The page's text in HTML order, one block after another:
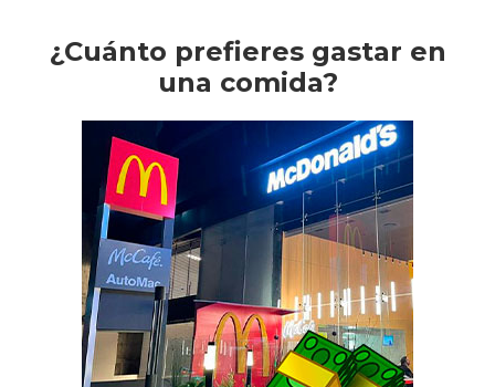
¿Cuánto prefieres gastar en
una comida?